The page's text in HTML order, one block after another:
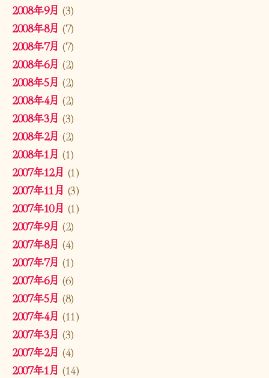
2008年9月 (3)
2008年8月 (7)
2008年7月 (7)
2008年6月 (2)
2008年5月 (2)
2008年4月 (2)
2008年3月 (3)
2008年2月 (2)
2008年1月 (1)
2007年12月 (1)
2007年11月 (3)
2007年10月 (1)
2007年9月 (2)
2007年8月 (4)
2007年7月 (1)
2007年6月 (6)
2007年5月 (8)
2007年4月 (11)
2007年3月 (3)
2007年2月 (4)
2007年1月 (14)